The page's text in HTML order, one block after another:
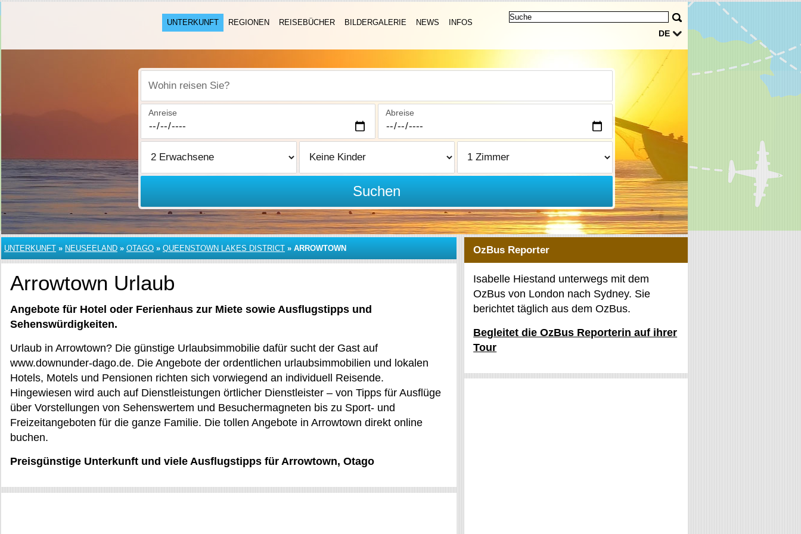
DE
UNTERKUNFT REGIONEN REISEBÜCHER BILDERGALERIE NEWS INFOS
Wohin reisen Sie?
Anreise Abreise
Suchen
UNTERKUNFT » NEUSEELAND » OTAGO » QUEENSTOWN LAKES DISTRICT » ARROWTOWN
Arrowtown Urlaub
Angebote für Hotel oder Ferienhaus zur Miete sowie Ausflugstipps und
Sehenswürdigkeiten.
Urlaub in Arrowtown? Die günstige Urlaubsimmobilie dafür sucht der Gast auf
www.downunder-dago.de. Die Angebote der ordentlichen urlaubsimmobilien und lokalen
Hotels, Motels und Pensionen richten sich vorwiegend an individuell Reisende.
Hingewiesen wird auch auf Dienstleistungen örtlicher Dienstleister – von Tipps für Ausflüge
über Vorstellungen von Sehenswertem und Besuchermagneten bis zu Sport- und
Freizeitangeboten für die ganze Familie. Die tollen Angebote in Arrowtown direkt online
buchen.
Preisgünstige Unterkunft und viele Ausflugstipps für Arrowtown, Otago
OzBus Reporter
Isabelle Hiestand unterwegs mit dem
OzBus von London nach Sydney. Sie
berichtet täglich aus dem OzBus.
Begleitet die OzBus Reporterin auf ihrer
Tour